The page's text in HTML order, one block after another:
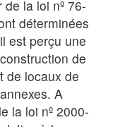
la loi nº 76-
déterminées
est perçu une
de
de locaux de
A
la loi nº 2000-